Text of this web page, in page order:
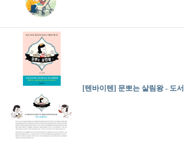
[텐바이텐] 문뽀는 살림왕 - 도